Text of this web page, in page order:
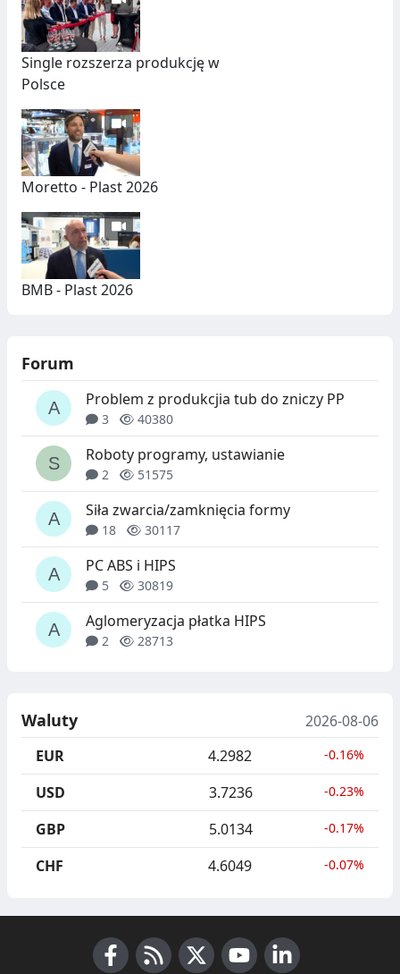
Single rozszerza produkcję w
Polsce
Moretto - Plast 2026
BMB - Plast 2026
Forum
Problem z produkcjia tub do zniczy PP
3 40380
Roboty programy, ustawianie
2 51575
Siła zwarcia/zamknięcia formy
18 30117
PC ABS i HIPS
5 30819
Aglomeryzacja płatka HIPS
2 28713
Waluty
2026-08-06
EUR
4.2982 -0.16%
USD 3.7236 -0.23%
GBP 5.0134 -0.17%
CHF 4.6049 -0.07%